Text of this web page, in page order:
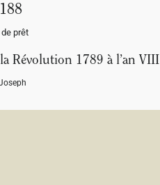
prêt
Révolution 1789 à l’an VIII